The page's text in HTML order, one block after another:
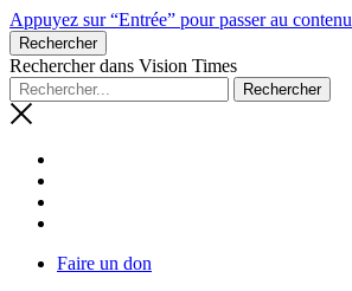
Appuyez sur “Entrée” pour passer au contenu
Rechercher
Rechercher dans Vision Times
Faire un don